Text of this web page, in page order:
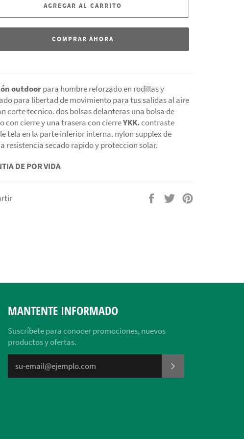
AGREGAR AL CARRITO
COMPRAR AHORA
outdoorpara hombre reforzado en rodillas y
para libertad de movimiento para tus salidas al aire
corte tecnico. dos bolsas delanteras una bolsa de
con cierre y una trasera con cierreYKK.contraste
tela en la parte inferior interna. nylon supplex de
resistencia secado rapido y proteccion solar.
DE POR VIDA
Compartir
Tuitear
MANTENTE INFORMADO
Suscríbete para conocer promociones, nuevos
productos y ofertas.